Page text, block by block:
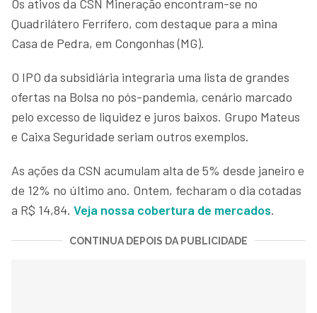
Os ativos da CSN Mineração encontram-se no
Quadrilátero Ferrífero, com destaque para a mina
Casa de Pedra, em Congonhas (MG).
O IPO da subsidiária integraria uma lista de grandes
ofertas na Bolsa no pós-pandemia, cenário marcado
pelo excesso de liquidez e juros baixos. Grupo Mateus
e Caixa Seguridade seriam outros exemplos.
As ações da CSN acumulam alta de 5% desde janeiro e
de 12% no último ano. Ontem, fecharam o dia cotadas
a R$ 14,84. Veja nossa cobertura de mercados.
CONTINUA DEPOIS DA PUBLICIDADE